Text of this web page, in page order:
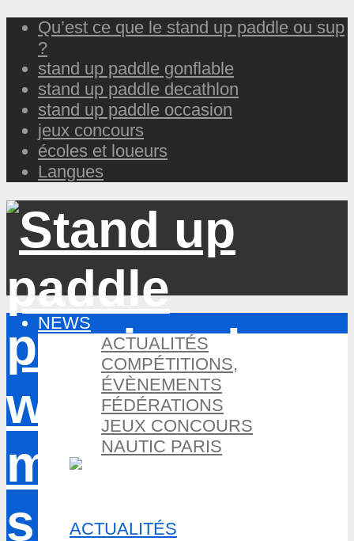
Qu’est ce que le stand up paddle ou sup
?
stand up paddle gonflable
stand up paddle decathlon
stand up paddle occasion
jeux concours
écoles et loueurs
Langues
NEWS
ACTUALITÉS
COMPÉTITIONS,
ÉVÈNEMENTS
FÉDÉRATIONS
JEUX CONCOURS
NAUTIC PARIS
ACTUALITÉS